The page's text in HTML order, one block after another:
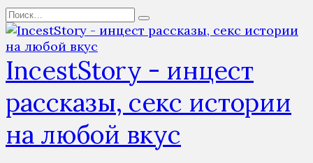
Перейти
к
содержанию
Search
for:
IncestStory - инцест
рассказы, секс истории
на любой вкус